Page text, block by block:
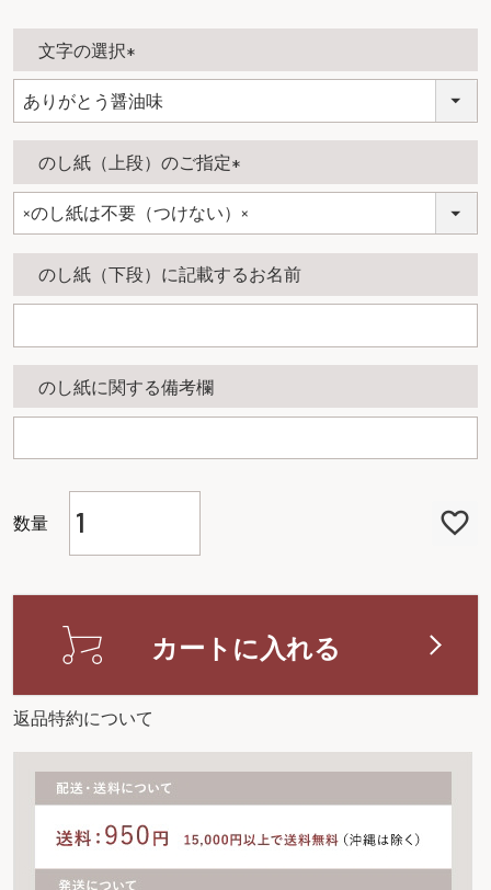
文字の選択
(
必
須
)
のし紙（上段）のご指定
(
須
)
のし紙（下段）に記載するお名前
のし紙に関する備考欄
カートに入れる
返品特約について